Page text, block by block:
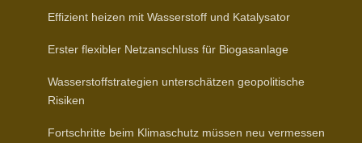
Effizient heizen mit Wasser­stoff und Katalysator
Erster flexibler Netz­an­schluss für Biogasanlage
Wasser­stoff­stra­tegien unter­schätzen geopo­li­tische
Risiken
Fort­schritte beim Klima­schutz müssen neu vermessen